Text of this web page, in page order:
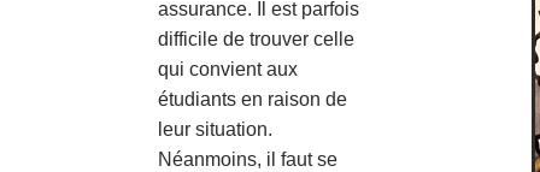
assurance. Il est parfois
difficile de trouver celle
qui convient aux
étudiants en raison de
leur situation.
Néanmoins, il faut se